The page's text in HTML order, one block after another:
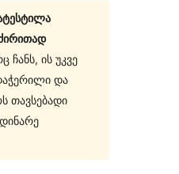
ჩანს, ის უკვე
და
თავსებადი